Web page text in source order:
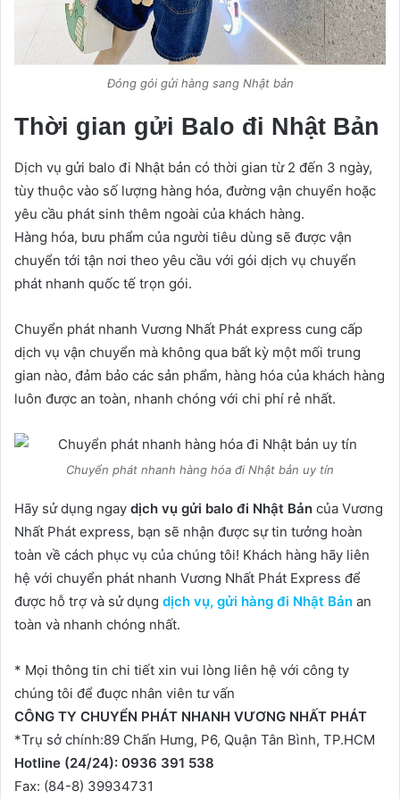
Đóng gói gửi hàng sang Nhật bản
Thời gian gửi Balo đi Nhật Bản
Dịch vụ gửi balo đi Nhật bản có thời gian từ 2 đến 3 ngày,
tùy thuộc vào số lượng hàng hóa, đường vận chuyển hoặc
yêu cầu phát sinh thêm ngoài của khách hàng.
Hàng hóa, bưu phẩm của người tiêu dùng sẽ được vận
chuyển tới tận nơi theo yêu cầu với gói dịch vụ chuyển
phát nhanh quốc tế trọn gói.
Chuyển phát nhanh Vương Nhất Phát express cung cấp
dịch vụ vận chuyển mà không qua bất kỳ một mối trung
gian nào, đảm bảo các sản phẩm, hàng hóa của khách hàng
luôn được an toàn, nhanh chóng với chi phí rẻ nhất.
Chuyển phát nhanh hàng hóa đi Nhật bản uy tín
Hãy sử dụng ngay dịch vụ gửi balo đi Nhật Bản của Vương
Nhất Phát express, bạn sẽ nhận được sự tin tưởng hoàn
toàn về cách phục vụ của chúng tôi! Khách hàng hãy liên
hệ với chuyển phát nhanh Vương Nhất Phát Express để
được hỗ trợ và sử dụng dịch vụ, gửi hàng đi Nhật Bản an
toàn và nhanh chóng nhất.
* Mọi thông tin chi tiết xin vui lòng liên hệ với công ty
chúng tôi để đuợc nhân viên tư vấn
CÔNG TY CHUYỂN PHÁT NHANH VƯƠNG NHẤT PHÁT
*Trụ sở chính:89 Chấn Hưng, P6, Quận Tân Bình, TP.HCM
Hotline (24/24): 0936 391 538
Fax: (84-8) 39934731